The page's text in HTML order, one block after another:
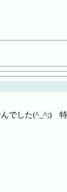
でした(^_^;)